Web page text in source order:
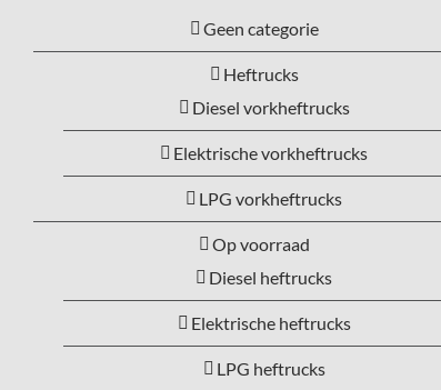
Geen categorie
Heftrucks
Diesel vorkheftrucks
Elektrische vorkheftrucks
LPG vorkheftrucks
Op voorraad
Diesel heftrucks
Elektrische heftrucks
LPG heftrucks